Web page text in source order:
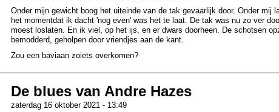
Onder mijn gewicht boog het uiteinde van de tak gevaarlijk door. Onder mij
het momentdat ik dacht 'nog even' was het te laat. De tak was nu zo ver
moest loslaten. En ik viel, op het ijs, en er dwars doorheen. De schotsen
bemodderd, geholpen door vriendjes aan de kant.
Zou een baviaan zoiets overkomen?
De blues van Andre Hazes
zaterdag 16 oktober 2021 - 13:49